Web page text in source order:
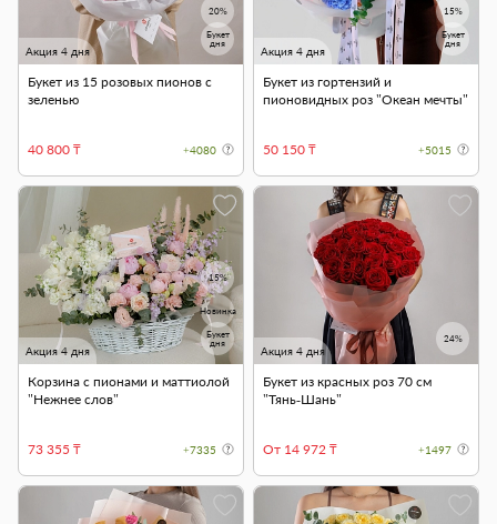
Акция 4 дня
20%
Букет
дня
Букет из 15 розовых пионов с
зеленью
40 800 ₸ +4080
Акция 4 дня
15%
Букет
дня
Букет из гортензий и
пионовидных роз "Океан мечты"
50 150 ₸ +5015
Акция 4 дня
15%
Новинка
Букет
дня
Корзина с пионами и маттиолой
"Нежнее слов"
73 355 ₸ +7335
Акция 4 дня
24%
Букет из красных роз 70 см
"Тянь-Шань"
От 14 972 ₸ +1497